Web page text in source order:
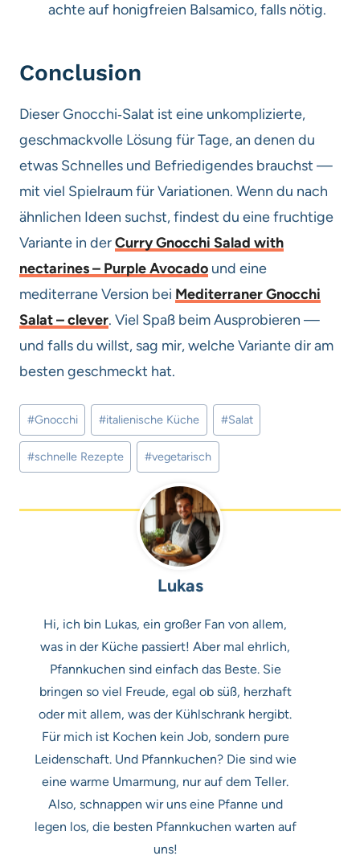
achte auf honigfreien Balsamico, falls nötig.
Conclusion
Dieser Gnocchi‑Salat ist eine unkomplizierte,
geschmackvolle Lösung für Tage, an denen du
etwas Schnelles und Befriedigendes brauchst —
mit viel Spielraum für Variationen. Wenn du nach
ähnlichen Ideen suchst, findest du eine fruchtige
Variante in derCurry Gnocchi Salad with
nectarines – Purple Avocado und eine
mediterrane Version bei Mediterraner Gnocchi
Salat – clever. Viel Spaß beim Ausprobieren —
und falls du willst, sag mir, welche Variante dir am
besten geschmeckt hat.
Schlagworte:
#Gnocchi #italienische Küche #Salat
#schnelle Rezepte #vegetarisch
Lukas
Hi, ich bin Lukas, ein großer Fan von allem,
was in der Küche passiert! Aber mal ehrlich,
Pfannkuchen sind einfach das Beste. Sie
bringen so viel Freude, egal ob süß, herzhaft
oder mit allem, was der Kühlschrank hergibt.
Für mich ist Kochen kein Job, sondern pure
Leidenschaft. Und Pfannkuchen? Die sind wie
eine warme Umarmung, nur auf dem Teller.
Also, schnappen wir uns eine Pfanne und
legen los, die besten Pfannkuchen warten auf
uns!